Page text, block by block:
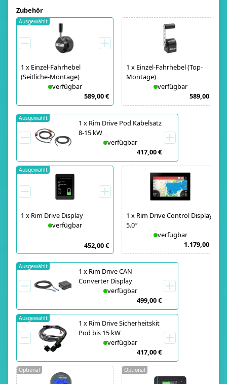
Zubehör
1 x Einzel-Fahrhebel
(Seitliche-Montage)
verfügbar
589,00 €
Ausgewählt
1 x Einzel-Fahrhebel (Top-
Montage)
verfügbar
589,00 €
1 x Rim Drive Pod Kabelsatz
8-15 kW
verfügbar
417,00 €
Ausgewählt
1 x Rim Drive Display
verfügbar
452,00 €
Ausgewählt
1 x Rim Drive Control Display
5.0″
verfügbar
1.179,00 €
1 x Rim Drive CAN
Converter Display
verfügbar
499,00 €
Ausgewählt
1 x Rim Drive Sicherheitskit
Pod bis 15 kW
verfügbar
417,00 €
Ausgewählt
Optional Optional